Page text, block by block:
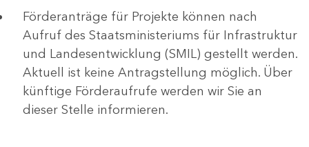
Förderanträge für Projekte können nach
Aufruf des Staatsministeriums für Infrastruktur
und Landesentwicklung (SMIL) gestellt werden.
Aktuell ist keine Antragstellung möglich. Über
künftige Förderaufrufe werden wir Sie an
dieser Stelle informieren.